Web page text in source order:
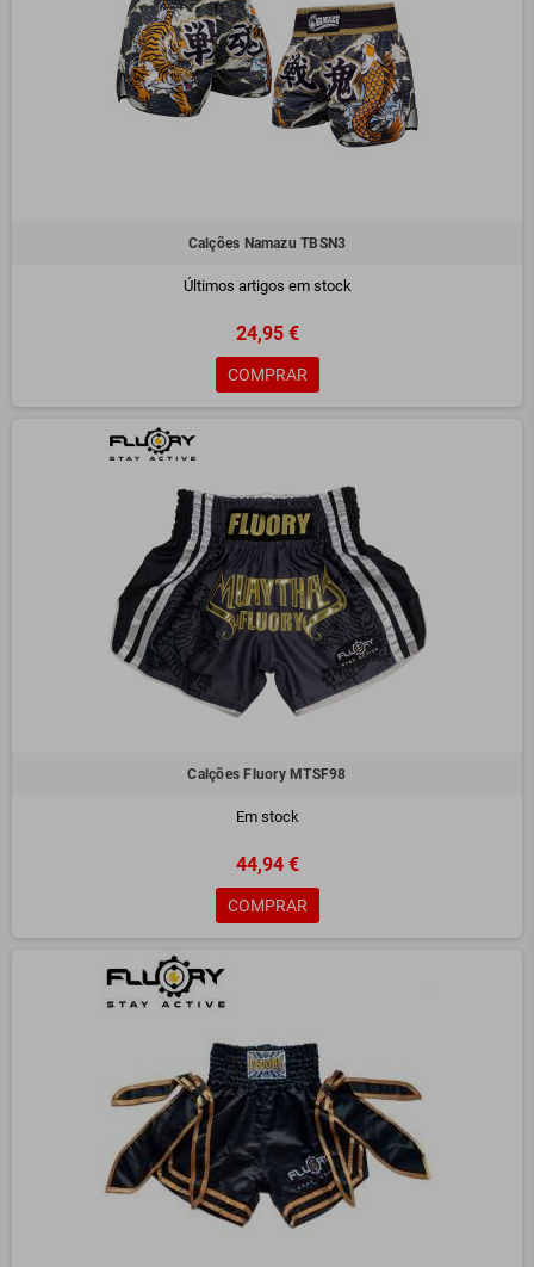
Calções Namazu TBSN3
Últimos artigos em stock
24,95 €
COMPRAR
Calções Fluory MTSF98
Em stock
44,94 €
COMPRAR